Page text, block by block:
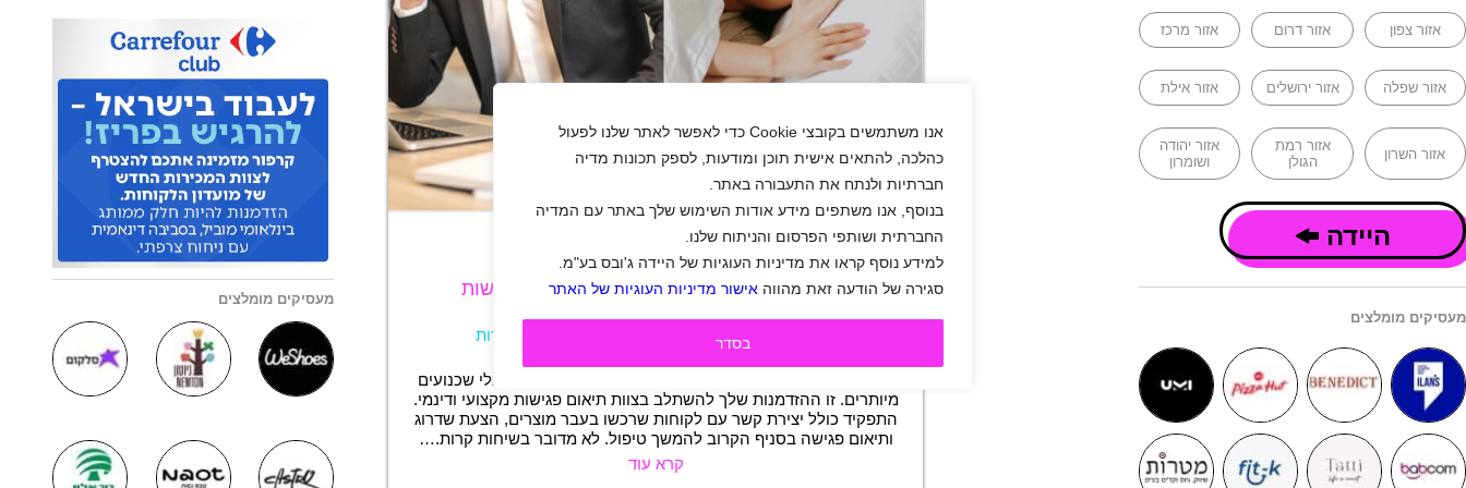
אנו משתמשים בקובצי Cookie כדי לאפשר לאתר שלנו לפעול
כהלכה, להתאים אישית תוכן ומודעות, לספק תכונות מדיה
חברתיות ולנתח את התעבורה באתר.
בנוסף, אנו משתפים מידע אודות השימוש שלך באתר עם המדיה
החברתית ושותפי הפרסום והניתוח שלנו.
למידע נוסף קראו את מדיניות העוגיות של היידה ג'ובס בע"מ.
סגירה של הודעה זאת מהווה אישור מדיניות העוגיות של האתר
בסדר
אזור צפון אזור דרום אזור מרכז
אזור שפלה אזור ירושלים אזור אילת
אזור השרון
אזור רמת
הגולן
אזור יהודה
ושומרון
היידה
מעסיקים מומלצים
+
למותג שינה מוביל דרושים/ות מתאמי/ות פגישות
שדרות|סטודנטים|חיילים משוחררים|מכירות
משמרות
בוא/י לתאם פגישות עם לקוחות קיימים – בלי שיחות קרות ובלי שכנועים
מיותרים. זו ההזדמנות שלך להשתלב בצוות תיאום פגישות מקצועי ודינמי.
התפקיד כולל יצירת קשר עם לקוחות שרכשו בעבר מוצרים, הצעת שדרוג
ותיאום פגישה בסניף הקרוב להמשך טיפול. לא מדובר בשיחות קרות.…
קרא עוד
מעסיקים מומלצים